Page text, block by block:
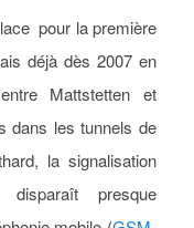
pour la première
déjà dès 2007 en
Mattstetten et
dans les tunnels de
la signalisation
presque